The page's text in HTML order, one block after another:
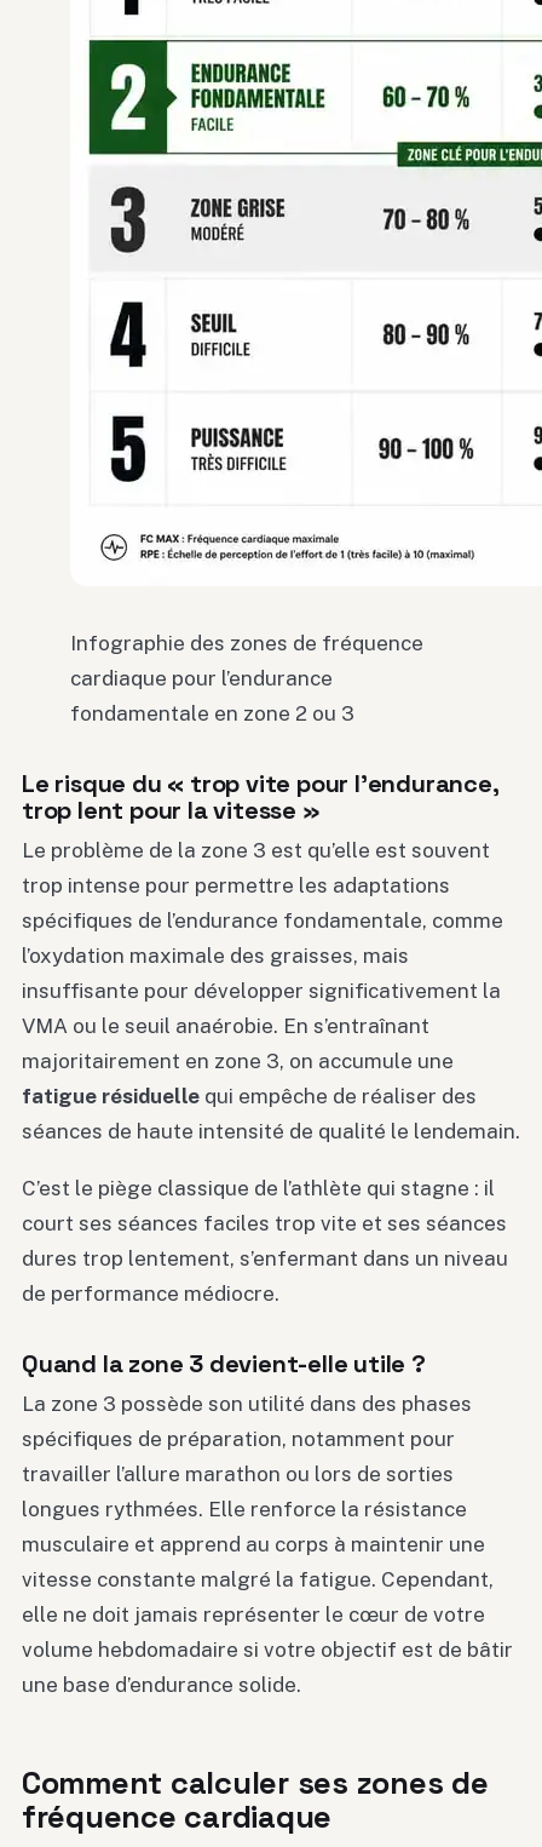
Infographie des zones de fréquence
cardiaque pour l’endurance
fondamentale en zone 2 ou 3
Le risque du « trop vite pour l’endurance,
trop lent pour la vitesse »
Le problème de la zone 3 est qu’elle est souvent
trop intense pour permettre les adaptations
spécifiques de l’endurance fondamentale, comme
l’oxydation maximale des graisses, mais
insuffisante pour développer significativement la
VMA ou le seuil anaérobie. En s’entraînant
majoritairement en zone 3, on accumule une
fatigue résiduelle qui empêche de réaliser des
séances de haute intensité de qualité le lendemain.
C’est le piège classique de l’athlète qui stagne : il
court ses séances faciles trop vite et ses séances
dures trop lentement, s’enfermant dans un niveau
de performance médiocre.
Quand la zone 3 devient-elle utile ?
La zone 3 possède son utilité dans des phases
spécifiques de préparation, notamment pour
travailler l’allure marathon ou lors de sorties
longues rythmées. Elle renforce la résistance
musculaire et apprend au corps à maintenir une
vitesse constante malgré la fatigue. Cependant,
elle ne doit jamais représenter le cœur de votre
volume hebdomadaire si votre objectif est de bâtir
une base d’endurance solide.
Comment calculer ses zones de
fréquence cardiaque